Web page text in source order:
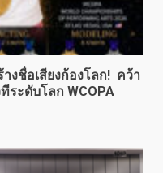
างชื่อเสียงก้องโลก! คว้า
ระดับโลก WCOPA